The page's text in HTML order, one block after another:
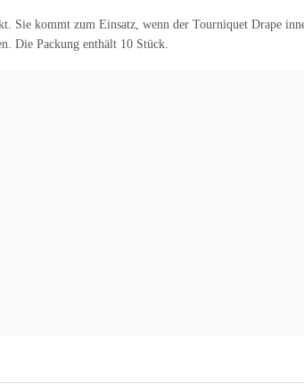
kommt zum Einsatz, wenn der Tourniquet Drape
Die Packung enthält 10 Stück.